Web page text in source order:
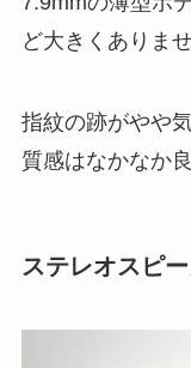
ど大きくありませ
指紋の跡がやや
質感はなかなか
ステレオスピ